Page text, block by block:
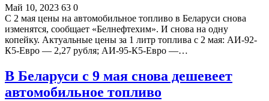
Май 10, 2023 63 0
С 2 мая цены на автомобильное топливо в Беларуси снова
изменятся, сообщает «Белнефтехим». И снова на одну
копейку. Актуальные цены за 1 литр топлива с 2 мая: АИ-92-
К5-Евро — 2,27 рубля; АИ-95-К5-Евро —…
В Беларуси с 9 мая снова дешевеет
автомобильное топливо